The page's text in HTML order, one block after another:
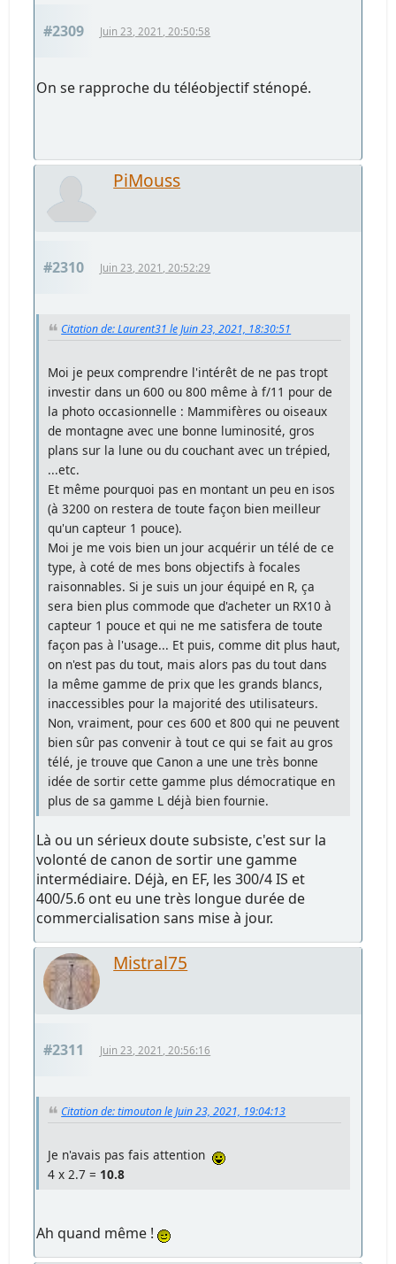
#2309 Juin 23, 2021, 20:50:58
On se rapproche du téléobjectif sténopé.
PiMouss
#2310 Juin 23, 2021, 20:52:29
Citation de: Laurent31 le Juin 23, 2021, 18:30:51
Moi je peux comprendre l'intérêt de ne pas tropt
investir dans un 600 ou 800 même à f/11 pour de
la photo occasionnelle : Mammifères ou oiseaux
de montagne avec une bonne luminosité, gros
plans sur la lune ou du couchant avec un trépied,
...etc.
Et même pourquoi pas en montant un peu en isos
(à 3200 on restera de toute façon bien meilleur
qu'un capteur 1 pouce).
Moi je me vois bien un jour acquérir un télé de ce
type, à coté de mes bons objectifs à focales
raisonnables. Si je suis un jour équipé en R, ça
sera bien plus commode que d'acheter un RX10 à
capteur 1 pouce et qui ne me satisfera de toute
façon pas à l'usage... Et puis, comme dit plus haut,
on n'est pas du tout, mais alors pas du tout dans
la même gamme de prix que les grands blancs,
inaccessibles pour la majorité des utilisateurs.
Non, vraiment, pour ces 600 et 800 qui ne peuvent
bien sûr pas convenir à tout ce qui se fait au gros
télé, je trouve que Canon a une une très bonne
idée de sortir cette gamme plus démocratique en
plus de sa gamme L déjà bien fournie.
Là ou un sérieux doute subsiste, c'est sur la
volonté de canon de sortir une gamme
intermédiaire. Déjà, en EF, les 300/4 IS et
400/5.6 ont eu une très longue durée de
commercialisation sans mise à jour.
Mistral75
#2311 Juin 23, 2021, 20:56:16
Citation de: timouton le Juin 23, 2021, 19:04:13
Je n'avais pas fais attention
4 x 2.7 = 10.8
Ah quand même !